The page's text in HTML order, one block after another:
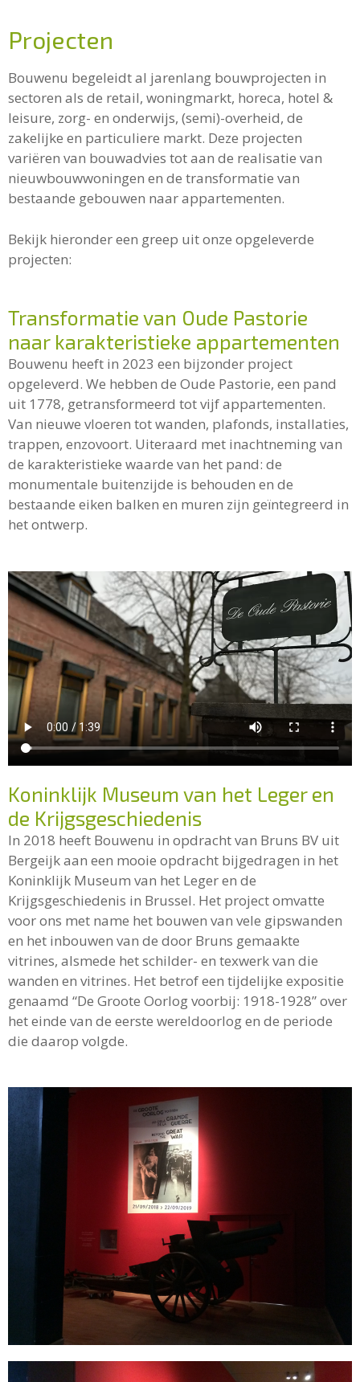
Projecten
Bouwenu begeleidt al jarenlang bouwprojecten in
sectoren als de retail, woningmarkt, horeca, hotel &
leisure, zorg- en onderwijs, (semi)-overheid, de
zakelijke en particuliere markt. Deze projecten
variëren van bouwadvies tot aan de realisatie van
nieuwbouwwoningen en de transformatie van
bestaande gebouwen naar appartementen.
Bekijk hieronder een greep uit onze opgeleverde
projecten:
Transformatie van Oude Pastorie
naar karakteristieke appartementen
Bouwenu heeft in 2023 een bijzonder project
opgeleverd. We hebben de Oude Pastorie, een pand
uit 1778, getransformeerd tot vijf appartementen.
Van nieuwe vloeren tot wanden, plafonds, installaties,
trappen, enzovoort. Uiteraard met inachtneming van
de karakteristieke waarde van het pand: de
monumentale buitenzijde is behouden en de
bestaande eiken balken en muren zijn geïntegreerd in
het ontwerp.
Koninklijk Museum van het Leger en
de Krijgsgeschiedenis
In 2018 heeft Bouwenu in opdracht van Bruns BV uit
Bergeijk aan een mooie opdracht bijgedragen in het
Koninklijk Museum van het Leger en de
Krijgsgeschiedenis in Brussel. Het project omvatte
voor ons met name het bouwen van vele gipswanden
en het inbouwen van de door Bruns gemaakte
vitrines, alsmede het schilder- en texwerk van die
wanden en vitrines. Het betrof een tijdelijke expositie
genaamd “De Groote Oorlog voorbij: 1918-1928” over
het einde van de eerste wereldoorlog en de periode
die daarop volgde.